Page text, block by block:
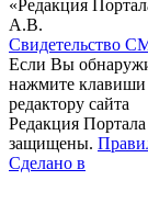
«Редакция
А.В.
Свидетельство
Если Вы
нажмите
редактору сайта
Редакция
защищены.
Сделано в